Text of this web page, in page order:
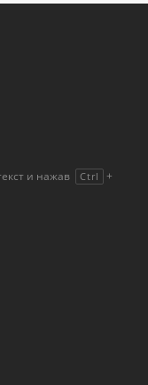
и нажав Ctrl +